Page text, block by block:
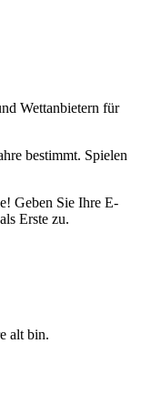
Wettanbietern für
bestimmt. Spielen
Geben Sie Ihre E-
Erste zu.
alt bin.